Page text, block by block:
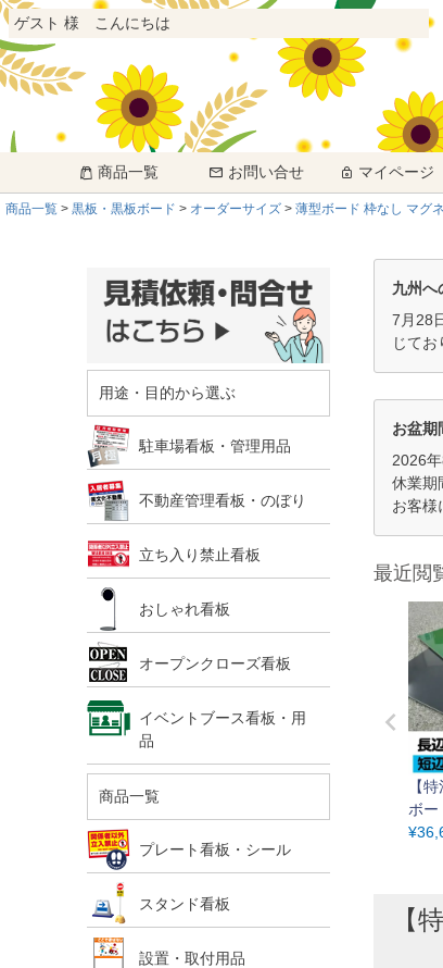
ゲスト 様 こんにちは
商品一覧 お問い合せ マイページ
商品一覧 黒板・黒板ボード オーダーサイズ 薄型ボード 枠なし マグ
用途・目的から選ぶ
駐車場看板・管理用品
不動産管理看板・のぼり
立ち入り禁止看板
おしゃれ看板
オープンクローズ看板
イベントブース看板・用
品
商品一覧
プレート看板・シール
スタンド看板
設置・取付用品
九州へ
7月28
じて
お盆期
2026
休業期
お客様
最近閲
【
ボー
短辺
¥
【